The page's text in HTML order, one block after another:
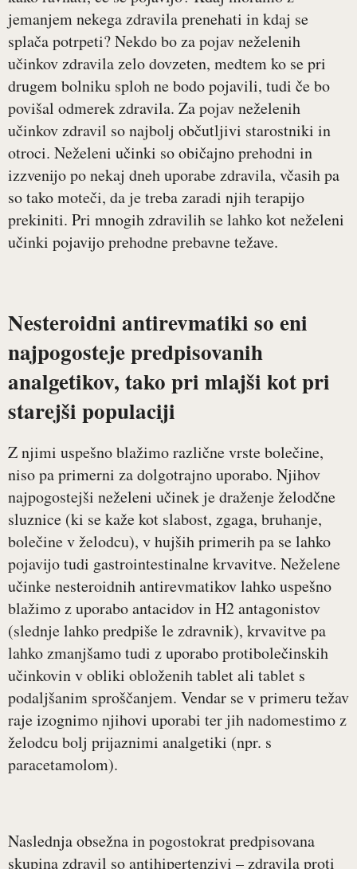
jemanjem nekega zdravila prenehati in kdaj se
splača potrpeti? Nekdo bo za pojav neželenih
učinkov zdravila zelo dovzeten, medtem ko se pri
drugem bolniku sploh ne bodo pojavili, tudi če bo
povišal odmerek zdravila. Za pojav neželenih
učinkov zdravil so najbolj občutljivi starostniki in
otroci. Neželeni učinki so običajno prehodni in
izzvenijo po nekaj dneh uporabe zdravila, včasih pa
so tako moteči, da je treba zaradi njih terapijo
prekiniti. Pri mnogih zdravilih se lahko kot neželeni
učinki pojavijo prehodne prebavne težave.
Nesteroidni antirevmatiki so eni
najpogosteje predpisovanih
analgetikov, tako pri mlajši kot pri
starejši populaciji
Z njimi uspešno blažimo različne vrste bolečine,
niso pa primerni za dolgotrajno uporabo. Njihov
najpogostejši neželeni učinek je draženje želodčne
sluznice (ki se kaže kot slabost, zgaga, bruhanje,
bolečine v želodcu), v hujših primerih pa se lahko
pojavijo tudi gastrointestinalne krvavitve. Neželene
učinke nesteroidnih antirevmatikov lahko uspešno
blažimo z uporabo antacidov in H2 antagonistov
(slednje lahko predpiše le zdravnik), krvavitve pa
lahko zmanjšamo tudi z uporabo protibolečinskih
učinkovin v obliki obloženih tablet ali tablet s
podaljšanim sproščanjem. Vendar se v primeru težav
raje izognimo njihovi uporabi ter jih nadomestimo z
želodcu bolj prijaznimi analgetiki (npr. s
paracetamolom).
Naslednja obsežna in pogostokrat predpisovana
skupina zdravil so antihipertenzivi – zdravila proti